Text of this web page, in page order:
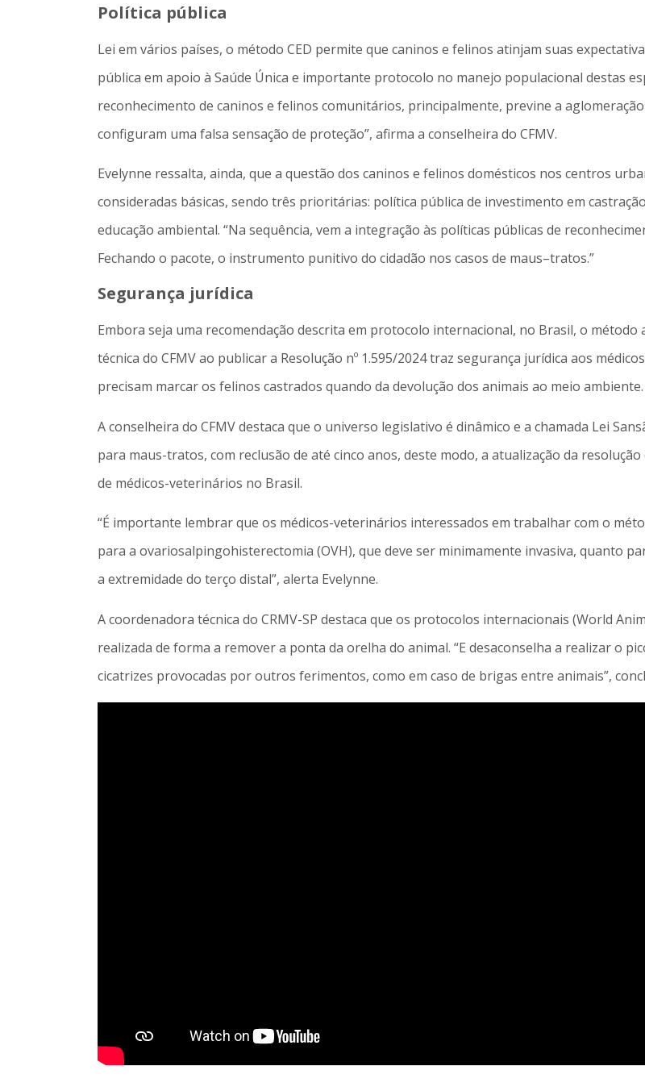
Política pública
Lei em vários países, o método CED permite que caninos e felinos atinjam suas
pública em apoio à Saúde Única e importante protocolo no manejo populacional destas
reconhecimento de caninos e felinos comunitários, principalmente, previne a
configuram uma falsa sensação de proteção”, afirma a conselheira do CFMV.
Evelynne ressalta, ainda, que a questão dos caninos e felinos domésticos nos centros
consideradas básicas, sendo três prioritárias: política pública de investimento em
educação ambiental. “Na sequência, vem a integração às políticas públicas de
Fechando o pacote, o instrumento punitivo do cidadão nos casos de maus–tratos.”
Segurança jurídica
Embora seja uma recomendação descrita em protocolo internacional, no Brasil, o
técnica do CFMV ao publicar a Resolução nº 1.595/2024 traz segurança jurídica aos
precisam marcar os felinos castrados quando da devolução dos animais ao meio ambiente.
A conselheira do CFMV destaca que o universo legislativo é dinâmico e a chamada Lei
para maus-tratos, com reclusão de até cinco anos, deste modo, a atualização da
de médicos-veterinários no Brasil.
“É importante lembrar que os médicos-veterinários interessados em trabalhar com o
para a ovariosalpingohisterectomia (OVH), que deve ser minimamente invasiva, quanto
a extremidade do terço distal”, alerta Evelynne.
A coordenadora técnica do CRMV-SP destaca que os protocolos internacionais (World
realizada de forma a remover a ponta da orelha do animal. “E desaconselha a realizar o
cicatrizes provocadas por outros ferimentos, como em caso de brigas entre animais”,